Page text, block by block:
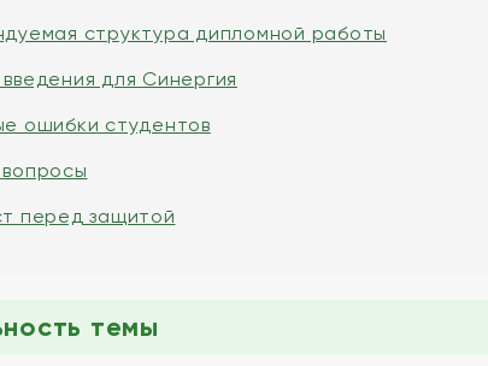
структура дипломной работы
для Синергия
ошибки студентов
перед защитой
темы